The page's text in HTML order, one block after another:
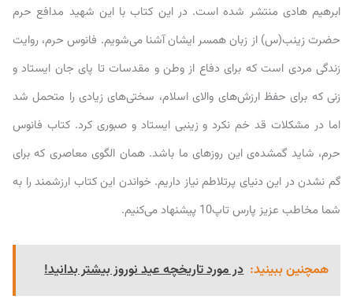
ابرهیم هادی منتشر شده است. در این کتاب با این شهید مدافع حرم
حضرت زینب(س) از زبان همسر ایشان آشنا می‌شویم. فانوس حرم، روایت
زندگی مردی است که برای دفاع از وطن و مقدسات تا پای جان ایستاد و
زنی که برای حفظ ارزش‌های والای اسلام، سختی‌های زیادی را متحمل شد
اما در مشکلات قد خم نکرد و زینبی ایستاد و صبوری کرد. کتاب فانوس
حرم، شاید گمشده‌ی این روزهای ما باشد. همان الگوی معاصری که برای
گم نشدن در این دنیای پرتلاطم نیاز داریم. خواندن این کتاب ارزشمند را به
شما مخاطب عزیز پارس تاپ10 پیشنهاد می‌کنیم.
همچنین ببینید: در مورد تاریخچه عید نوروز بیشتر بدانید!